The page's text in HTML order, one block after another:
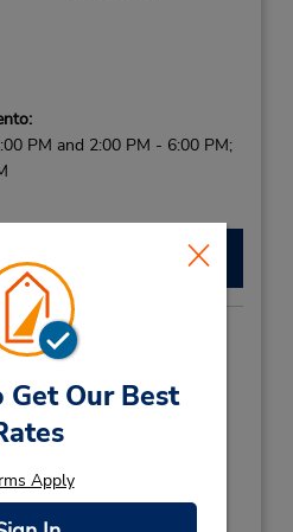
Get Our Best
Apply
PM and 2:00 PM - 6:00 PM;
reserva